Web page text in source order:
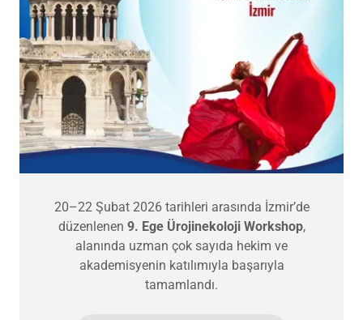
20–22 Şubat 2026 tarihleri arasında İzmir’de
düzenlenen 9. Ege Ürojinekoloji Workshop,
alanında uzman çok sayıda hekim ve
akademisyenin katılımıyla başarıyla
tamamlandı.